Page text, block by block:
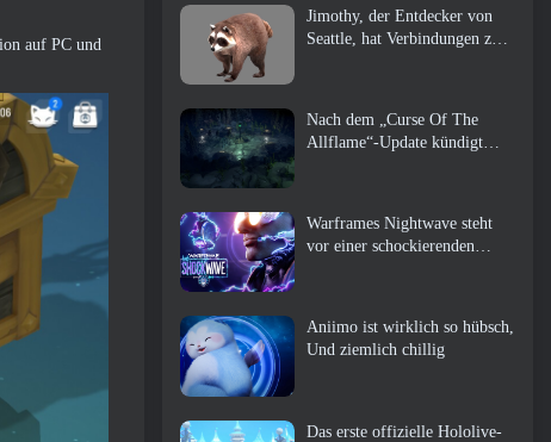
auf PC und
Jimothy, der Entdecker von
Seattle, hat Verbindungen zu
Nach dem „Curse Of The
Allflame“-Update kündigt
Warframes Nightwave steht
vor einer schockierenden
Aniimo ist wirklich so hübsch,
Und ziemlich chillig
Das erste offizielle Hololive-